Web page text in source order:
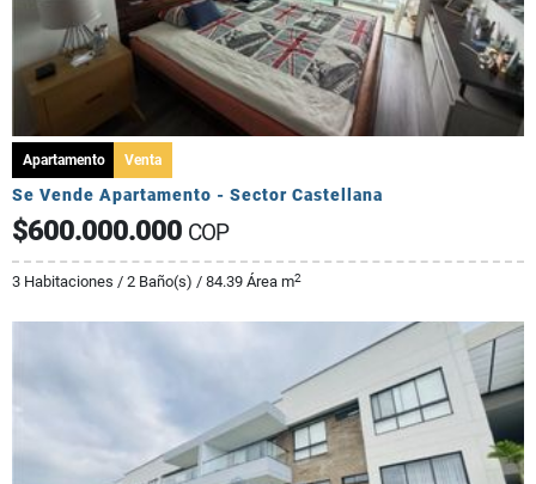
Apartamento Venta
Se Vende Apartamento - Sector Castellana
$600.000.000 COP
3 Habitaciones / 2 Baño(s) / 84.39 Área m2